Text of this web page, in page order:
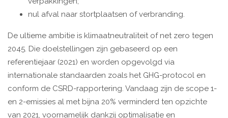
nul afval naar stortplaatsen of verbranding.
De ultieme ambitie is klimaatneutraliteit of net zero tegen
2045. Die doelstellingen zijn gebaseerd op een
referentiejaar (2021) en worden opgevolgd via
internationale standaarden zoals het GHG-protocol en
conform de CSRD-rapportering. Vandaag zijn de scope 1-
en 2-emissies al met bijna 20% verminderd ten opzichte
van 2021, voornamelijk dankzij optimalisatie en